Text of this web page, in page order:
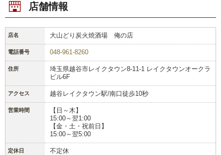
店舗情報
店名 大山どり炭火焼酒場 俺の店
電話番号 048-961-8260
住所
埼玉県越谷市レイクタウン8-11-1 レイクタウンオークラ
ビル6F
アクセス 越谷レイクタウン駅/南口徒歩10秒
営業時間
【日～木】
15:00～翌1:00
【金・土・祝前日】
15:00～翌5:00
定休日 不定休